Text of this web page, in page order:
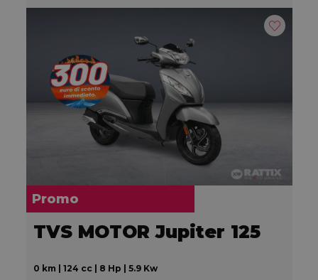
Promo
TVS MOTOR Jupiter 125
0 km | 124 cc | 8 Hp | 5.9 Kw